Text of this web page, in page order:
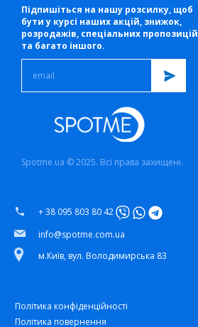
Підпишіться на нашу розсилку, щоб
бути у курсі наших акцій, знижок,
розродажів, спеціальних пропозицій
та багато іншого.
Spotme.ua © 2025. Всі права захищені.
+ 38 095 803 80 42
info@spotme.com.ua
м.Київ, вул. Володимирська 83
Політика конфіденційності
Політика повернення